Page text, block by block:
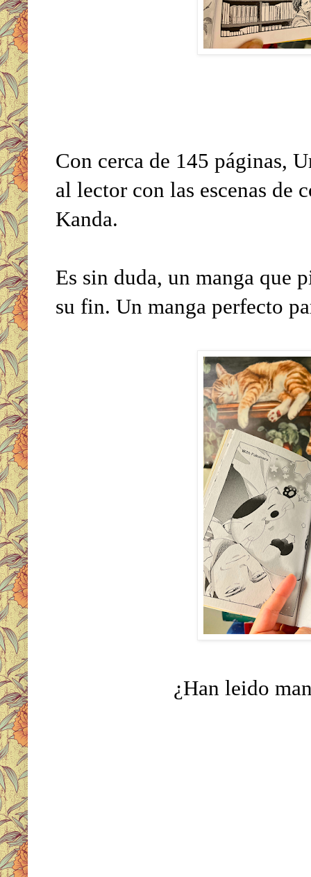
Con cerca de 145 páginas,
al lector con las escenas de
Kanda.
Es sin duda, un manga que
su fin. Un manga perfecto
¿Han leido